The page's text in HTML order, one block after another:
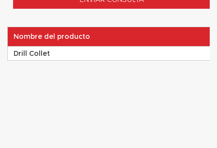
Nombre del producto
Drill Collet